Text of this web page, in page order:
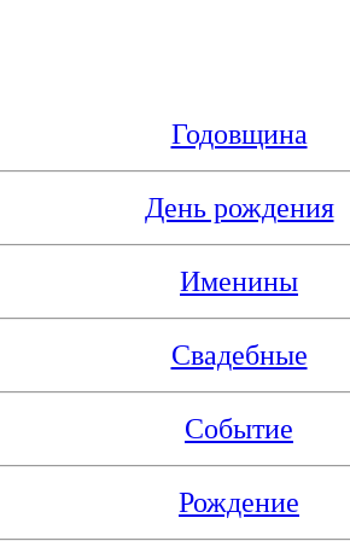
Годовщина
День рождения
Именины
Свадебные
Событие
Рождение